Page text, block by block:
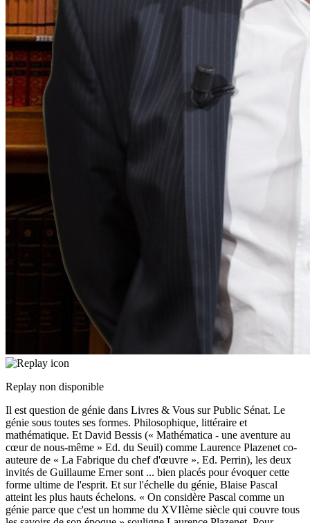
Replay non disponible
Il est question de génie dans Livres & Vous sur Public Sénat. Le
génie sous toutes ses formes. Philosophique, littéraire et
mathématique. Et David Bessis (« Mathématica - une aventure au
cœur de nous-même » Ed. du Seuil) comme Laurence Plazenet co-
auteure de « La Fabrique du chef d'œuvre ». Ed. Perrin), les deux
invités de Guillaume Erner sont ... bien placés pour évoquer cette
forme ultime de l'esprit. Et sur l'échelle du génie, Blaise Pascal
atteint les plus hauts échelons. « On considère Pascal comme un
génie parce que c'est un homme du XVIIème siècle qui couvre tous